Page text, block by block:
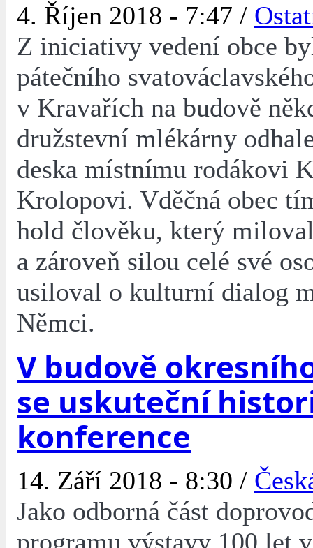
4. Říjen 2018 - 7:47 /
Z iniciativy vedení obce
pátečního
v Kravařích na budově
družstevní mlékárny
deska místnímu rodákovi
Krolopovi. Vděčná obec
hold člověku, který
a zároveň silou celé své
usiloval o kulturní dialog
Němci.
V budově
se uskuteční
konference
14. Září 2018 - 8:30 /
Jako odborná část
programu výstavy 100 let